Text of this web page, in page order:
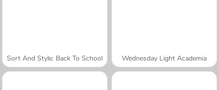
Sort And Style: Back To School Wednesday Light Academia